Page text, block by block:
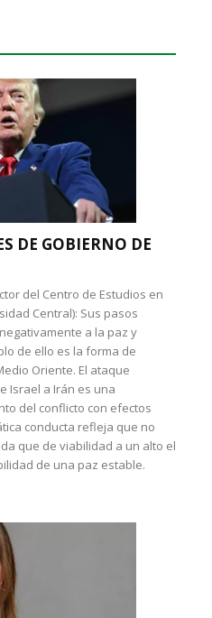
DE GOBIERNO DE
del Centro de Estudios en
Central): Sus pasos
a la paz y
de ello es la forma de
Oriente. El ataque
Israel a Irán es una
del conflicto con efectos
conducta refleja que no
que de viabilidad a un alto el
de una paz estable.